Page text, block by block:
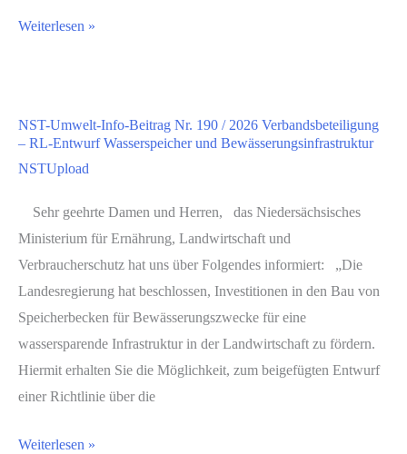
Einbeziehung
HVB-
/2026
Verordnung
zur
Novelle
der
Ersatzbaustoffverordnung
Weiterlesen »
NST-Umwelt-Info-Beitrag Nr. 190 / 2026 Verbandsbeteiligung
– RL-Entwurf Wasserspeicher und Bewässerungsinfrastruktur
NSTUpload
Sehr geehrte Damen und Herren, das Niedersächsisches
Ministerium für Ernährung, Landwirtschaft und
Verbraucherschutz hat uns über Folgendes informiert: „Die
Landesregierung hat beschlossen, Investitionen in den Bau von
Speicherbecken für Bewässerungszwecke für eine
wassersparende Infrastruktur in der Landwirtschaft zu fördern.
Hiermit erhalten Sie die Möglichkeit, zum beigefügten Entwurf
einer Richtlinie über die
NST-
Weiterlesen »